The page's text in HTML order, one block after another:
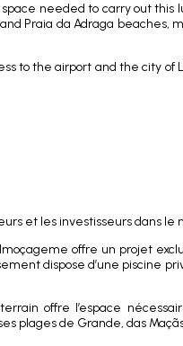
needed to carry out
Praia da Adraga beaches,
to the airport and the city of
et les investisseurs dans le
offre un projet
dispose d’une piscine
offre l’espace
plages de Grande, das